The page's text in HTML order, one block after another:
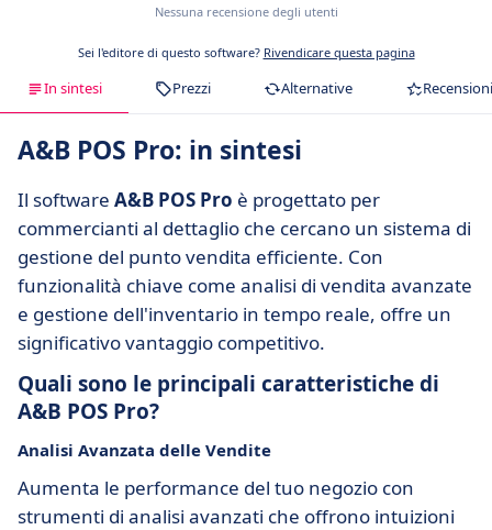
Nessuna recensione degli utenti
Sei l'editore di questo software? Rivendicare questa pagina
In sintesi Prezzi Alternative Recensioni
A&B POS Pro: in sintesi
Il software A&B POS Pro è progettato per
commercianti al dettaglio che cercano un sistema di
gestione del punto vendita efficiente. Con
funzionalità chiave come analisi di vendita avanzate
e gestione dell'inventario in tempo reale, offre un
significativo vantaggio competitivo.
Quali sono le principali caratteristiche di
A&B POS Pro?
Analisi Avanzata delle Vendite
Aumenta le performance del tuo negozio con
strumenti di analisi avanzati che offrono intuizioni